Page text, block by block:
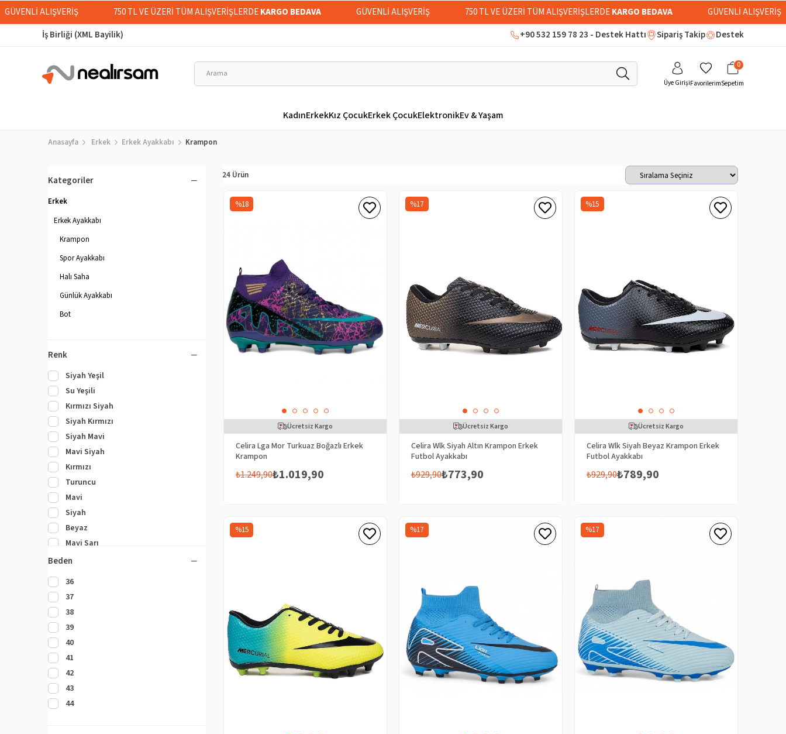
GÜVENLİ ALIŞVERİŞ 750 TL VE ÜZERİ TÜM ALIŞVERİŞLERDEKARGO BEDAVA GÜVENLİ ALIŞVERİŞ 750 TL VE ÜZERİ TÜM ALIŞVERİŞLERDEKARGO BEDAVA
GÜVENLİ ALIŞVERİŞ
İş Birliği (XML Bayilik)
+90 532 159 78 23 - Destek Hattı Sipariş Takip Destek
Üye GirişiFavorilerimSepetim
0
KadınErkekKız ÇocukErkek ÇocukElektronikEv & Yaşam
Anasayfa Erkek Erkek Ayakkabı Krampon
Kategoriler
Erkek
Erkek Ayakkabı
Krampon
Spor Ayakkabı
Halı Saha
Günlük Ayakkabı
Bot
Renk
Siyah Yeşil
Su Yeşili
Kırmızı Siyah
Siyah Kırmızı
Siyah Mavi
Mavi Siyah
Kırmızı
Turuncu
Mavi
Siyah
Beyaz
Mavi Sarı
Turkuaz Mor
Beden
36
37
38
39
40
41
42
43
44
24 Ürün
Celira Lga Mor Turkuaz Boğazlı Erkek
Krampon
₺1.019,90
₺1.249,90
%18
Ücretsiz Kargo
Celira Wlk Siyah Altın Krampon Erkek
Futbol Ayakkabı
₺773,90
₺929,90
%17
Ücretsiz Kargo
Celira Wlk Siyah Beyaz Krampon Erkek
Futbol Ayakkabı
₺789,90
₺929,90
%15
Ücretsiz Kargo
%15 %17 %17